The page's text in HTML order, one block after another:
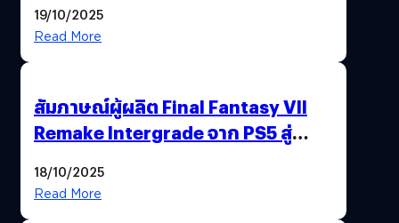
พาณิชย์ร่วมชูความสำเร็จ
19/10/2025
Read More
สัมภาษณ์ผู้ผลิต Final Fantasy VII
Remake Intergrade จาก PS5 สู่
18/10/2025
Read More